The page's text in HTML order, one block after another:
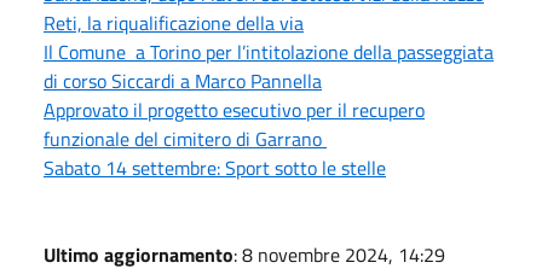
Reti, la riqualificazione della via
Il Comune a Torino per l’intitolazione della passeggiata
di corso Siccardi a Marco Pannella
Approvato il progetto esecutivo per il recupero
funzionale del cimitero di Garrano
Sabato 14 settembre: Sport sotto le stelle
Ultimo aggiornamento: 8 novembre 2024, 14:29